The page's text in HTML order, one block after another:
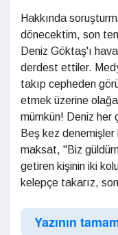
Hakkında
dönecektim, son
Deniz Göktaş'ı
derdest ettiler.
takıp cepheden
etmek üzerine
mümkün! Deniz her
Beş kez
maksat, "Biz
getiren kişinin iki
kelepçe takarız,
Yazının